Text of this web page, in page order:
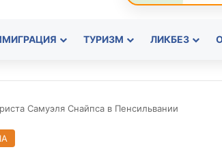
ТУРИЗМ ЛИКБЕЗ
Самуэля Снайпса в Пенсильвании